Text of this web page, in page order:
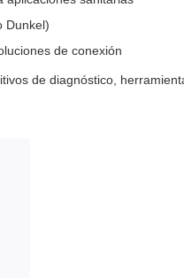
Dunkel)
de conexión
de diagnóstico,